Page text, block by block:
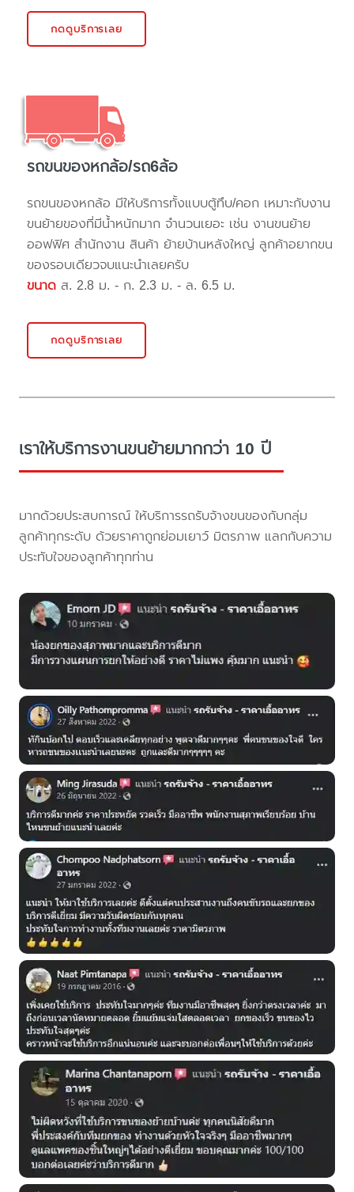
กดดูบริการเลย
รถขนของหกล้อ/รถ6ล้อ
รถขนของหกล้อ มีให้บริการทั้งแบบตู้ทึบ/คอก เหมาะกับงาน
ขนย้ายของที่มีน้ำหนักมาก จำนวนเยอะ เช่น งานขนย้าย
ออฟฟิศ สำนักงาน สินค้า ย้ายบ้านหลังใหญ่ ลูกค้าอยากขน
ของรอบเดียวจบแนะนำเลยครับ
ขนาด ส. 2.8 ม. - ก. 2.3 ม. - ล. 6.5 ม.
กดดูบริการเลย
เราให้บริการงานขนย้ายมากกว่า 10 ปี
มากด้วยประสบการณ์ ให้บริการรถรับจ้างขนของกับกลุ่ม
ลูกค้าทุกระดับ ด้วยราคาถูกย่อมเยาว์ มิตรภาพ แลกกับความ
ประทับใจของลูกค้าทุกท่าน